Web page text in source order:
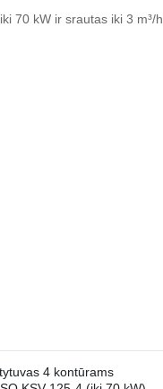
70 kW ir srautas iki 3 m³/h.
4 kontūrams